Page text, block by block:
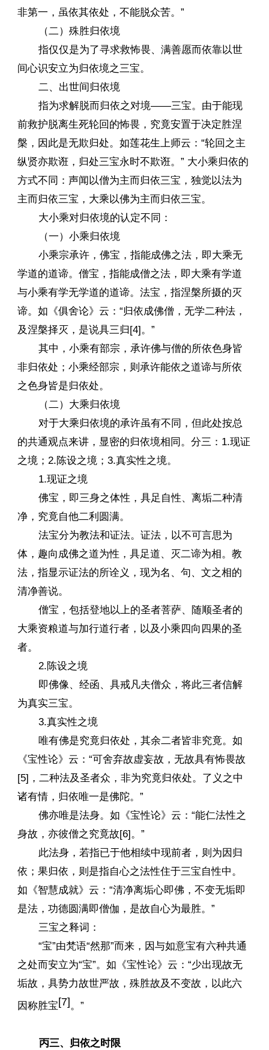
非第一，虽依其依处，不能脱众苦。”
（二）殊胜归依境
指仅仅是为了寻求救怖畏、满善愿而依靠以世
间心识安立为归依境之三宝。
二、出世间归依境
指为求解脱而归依之对境——三宝。由于能现
前救护脱离生死轮回的怖畏，究竟安置于决定胜涅
槃，因此是无欺归处。如莲花生上师云：“轮回之主
纵贤亦欺诳，归处三宝永时不欺诳。” 大小乘归依的
方式不同：声闻以僧为主而归依三宝，独觉以法为
主而归依三宝，大乘以佛为主而归依三宝。
大小乘对归依境的认定不同：
（一）小乘归依境
小乘宗承许，佛宝，指能成佛之法，即大乘无
学道的道谛。僧宝，指能成僧之法，即大乘有学道
与小乘有学无学道的道谛。法宝，指涅槃所摄的灭
谛。如《俱舍论》云：“归依成佛僧，无学二种法，
及涅槃择灭，是说具三归[4]。”
其中，小乘有部宗，承许佛与僧的所依色身皆
非归依处；小乘经部宗，则承许能依之道谛与所依
之色身皆是归依处。
（二）大乘归依境
对于大乘归依境的承许虽有不同，但此处按总
的共通观点来讲，显密的归依境相同。分三：1.现证
之境；2.陈设之境；3.真实性之境。
1.现证之境
佛宝，即三身之体性，具足自性、离垢二种清
净，究竟自他二利圆满。
法宝分为教法和证法。证法，以不可言思为
体，趣向成佛之道为性，具足道、灭二谛为相。教
法，指显示证法的所诠义，现为名、句、文之相的
清净善说。
僧宝，包括登地以上的圣者菩萨、随顺圣者的
大乘资粮道与加行道行者，以及小乘四向四果的圣
者。
2.陈设之境
即佛像、经函、具戒凡夫僧众，将此三者信解
为真实三宝。
3.真实性之境
唯有佛是究竟归依处，其余二者皆非究竟。如
《宝性论》云：“可舍弃故虚妄故，无故具有怖畏故
[5]，二种法及圣者众，非为究竟归依处。了义之中
诸有情，归依唯一是佛陀。”
佛亦唯是法身。如《宝性论》云：“能仁法性之
身故，亦彼僧之究竟故[6]。”
此法身，若指已于他相续中现前者，则为因归
依；果归依，则是指自心之法性住于三宝自性中。
如《智慧成就》云：“清净离垢心即佛，不变无垢即
是法，功德圆满即僧伽，是故自心为最胜。”
三宝之释词：
“宝”由梵语“然那”而来，因与如意宝有六种共通
之处而安立为“宝”。如《宝性论》云：“少出现故无
垢故，具势力故世严故，殊胜故及不变故，以此六
因称胜宝[7] 。”
丙三、归依之时限